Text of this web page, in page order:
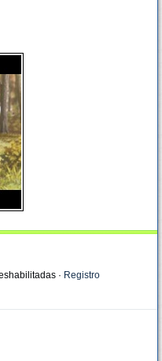
· Registro